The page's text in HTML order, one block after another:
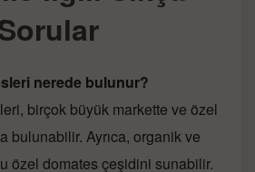
nerede bulunur?
birçok büyük markette ve özel
bulunabilir. Ayrıca, organik ve
özel domates çeşidini sunabilir.